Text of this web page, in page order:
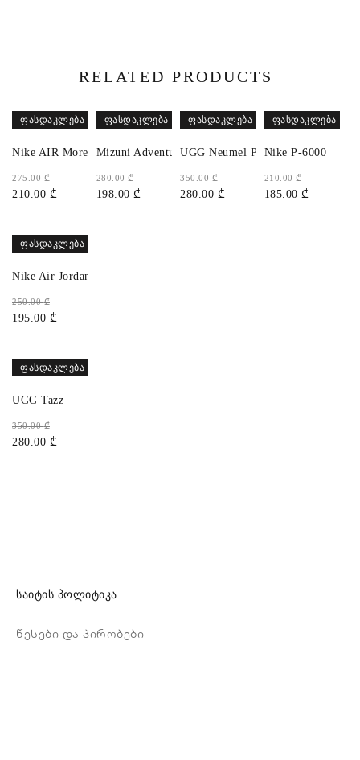
RELATED PRODUCTS
ᲤᲐᲡᲓᲐᲙᲚᲔᲑᲐ
Nike AIR More Uptempo
275.00₾
210.00 ₾
ᲤᲐᲡᲓᲐᲙᲚᲔᲑᲐ
Mizuni Adventure
280.00₾
198.00 ₾
ᲤᲐᲡᲓᲐᲙᲚᲔᲑᲐ
UGG Neumel Platform
350.00₾
280.00 ₾
ᲤᲐᲡᲓᲐᲙᲚᲔᲑᲐ
Nike P-6000
210.00₾
185.00 ₾
ᲤᲐᲡᲓᲐᲙᲚᲔᲑᲐ
Nike Air Jordan 1 High Phantom
250.00₾
195.00 ₾
ᲤᲐᲡᲓᲐᲙᲚᲔᲑᲐ
UGG Tazz
350.00₾
280.00 ₾
საიტის პოლიტიკა
წესები და პირობები